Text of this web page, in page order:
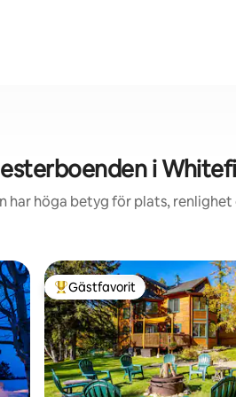
i
har höga betyg för plats, renlighet
Populär gästfavorit
Gästfavorit